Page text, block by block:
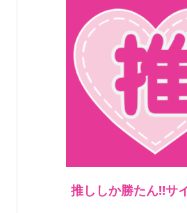
推ししか勝たん‼サ